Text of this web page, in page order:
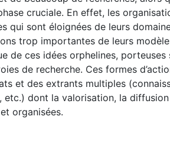
cruciale. En effet, les
qui sont éloignées de leurs
trop importantes de leurs
de ces idées orphelines, porteuses
de recherche. Ces formes
et des extrants multiples
dont la valorisation, la
organisées.